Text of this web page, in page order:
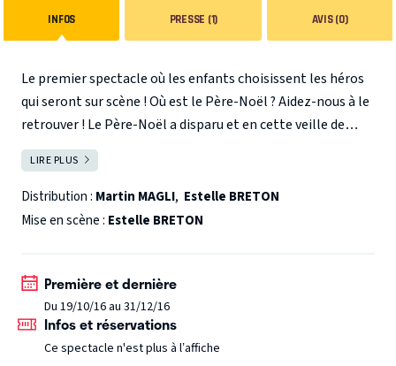
INFOS PRESSE (1) AVIS (0)
Le premier spectacle où les enfants choisissent les héros
qui seront sur scène ! Où est le Père-Noël ? Aidez-nous à le
retrouver ! Le Père-Noël a disparu et en cette veille de
Noël c’est une catastrophe ! S’il n’est pas revenu à temps
il ne pourra pas faire la distribution des cadeaux… La
Mère-Noël essaie à tout prix de le retrouver et fait appel à
ses amis qui auront été choisis : Spiderman, Dora
la salle ! De la magie, des énigmes, des combats, des quizz,
de la danse, de l'aventure et surtout de l'interactivité, ne
ratez pas ce spectacle idéal pour les vacances et les fêtes !
De 0 à 99 ans. Durée du spectacle : 45 minutes.
LIRE PLUS
Distribution : Martin MAGLI, Estelle BRETON
Mise en scène : Estelle BRETON
Première et dernière
Du 19/10/16 au 31/12/16
Infos et réservations
Ce spectacle n'est plus à l’affiche